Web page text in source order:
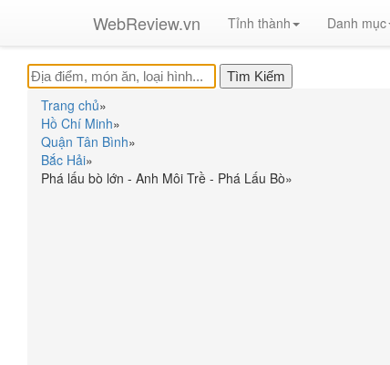
WebReview.vn Tỉnh thành Danh mục
Trang chủ»
Hồ Chí Minh»
Quận Tân Bình»
Bắc Hải»
Phá lấu bò lớn - Anh Môi Trề - Phá Lấu Bò»